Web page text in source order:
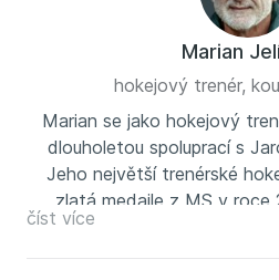
prezidentem Evropské
2008 – 2009 prezidentem
viceprezident Evropské
Vídni a v r.2008 získal
Marian
hokejový trenér,
Marian se jako hokejový
dlouholetou spoluprací s
Jeho největší trenérské
zlatá medaile z MS v roce
mistrovské tituly s pražskou
působil šest let v
číst více